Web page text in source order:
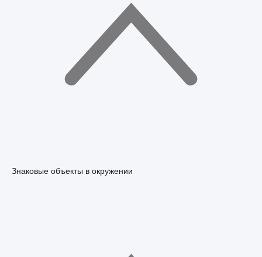
Знаковые объекты в окружении